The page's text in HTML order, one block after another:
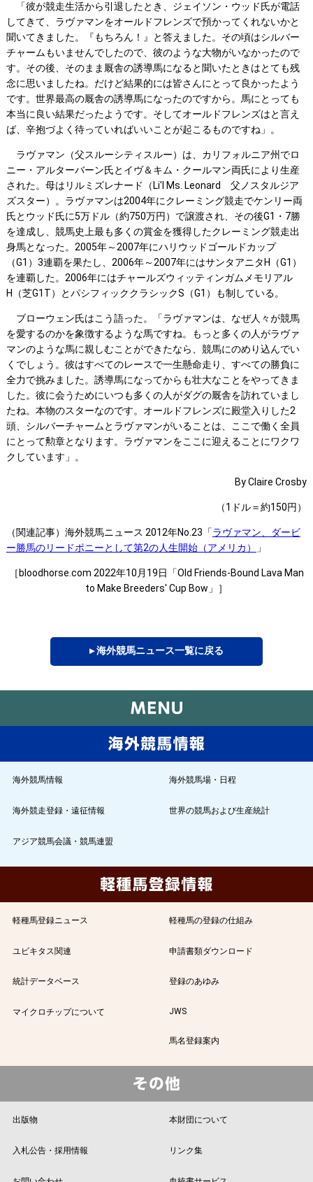
「彼が競走生活から引退したとき、ジェイソン・ウッド氏が電話
してきて、ラヴァマンをオールドフレンズで預かってくれないかと
聞いてきました。『もちろん！』と答えました。その頃はシルバー
チャームもいませんでしたので、彼のような大物がいなかったので
す。その後、そのまま厩舎の誘導馬になると聞いたときはとても残
念に思いましたね。だけど結果的には皆さんにとって良かったよう
です。世界最高の厩舎の誘導馬になったのですから。馬にとっても
本当に良い結果だったようです。そしてオールドフレンズはと言え
ば、辛抱づよく待っていればいいことが起こるものですね」。
ラヴァマン（父スルーシティスルー）は、カリフォルニア州でロ
ニー・アルターバーン氏とイヴ＆キム・クールマン両氏により生産
された。母はリルミズレナード（Li'l Ms. Leonard 父ノスタルジア
ズスター）。ラヴァマンは2004年にクレーミング競走でケンリー両
氏とウッド氏に5万ドル（約750万円）で譲渡され、その後G1・7勝
を達成し、競馬史上最も多くの賞金を獲得したクレーミング競走出
身馬となった。2005年～2007年にハリウッドゴールドカップ
（G1）3連覇を果たし、2006年～2007年にはサンタアニタH（G1）
を連覇した。2006年にはチャールズウィッティンガムメモリアル
H（芝G1T）とパシフィッククラシックS（G1）も制している。
ブローウェン氏はこう語った。「ラヴァマンは、なぜ人々が競馬
を愛するのかを象徴するような馬ですね。もっと多くの人がラヴァ
マンのような馬に親しむことができたなら、競馬にのめり込んでい
くでしょう。彼はすべてのレースで一生懸命走り、すべての勝負に
全力で挑みました。誘導馬になってからも壮大なことをやってきま
した。彼に会うためにいつも多くの人がダグの厩舎を訪れていまし
たね。本物のスターなのです。オールドフレンズに殿堂入りした2
頭、シルバーチャームとラヴァマンがいることは、ここで働く全員
にとって勲章となります。ラヴァマンをここに迎えることにワクワ
クしています」。
By Claire Crosby
（1ドル＝約150円）
（関連記事）海外競馬ニュース 2012年No.23「ラヴァマン、ダービ
ー勝馬のリードポニーとして第2の人生開始（アメリカ）
」
［bloodhorse.com 2022年10月19日「Old Friends-Bound Lava Man
to Make Breeders' Cup Bow」］
▸ 海外競馬ニュース一覧に戻る
海外競馬情報 海外競馬場・日程
海外競走登録・遠征情報 世界の競馬および生産統計
アジア競馬会議・競馬連盟
軽種馬登録ニュース 軽種馬の登録の仕組み
ユビキタス関連 申請書類ダウンロード
統計データベース 登録のあゆみ
マイクロチップについて JWS
馬名登録案内
出版物 本財団について
入札公告・採用情報 リンク集